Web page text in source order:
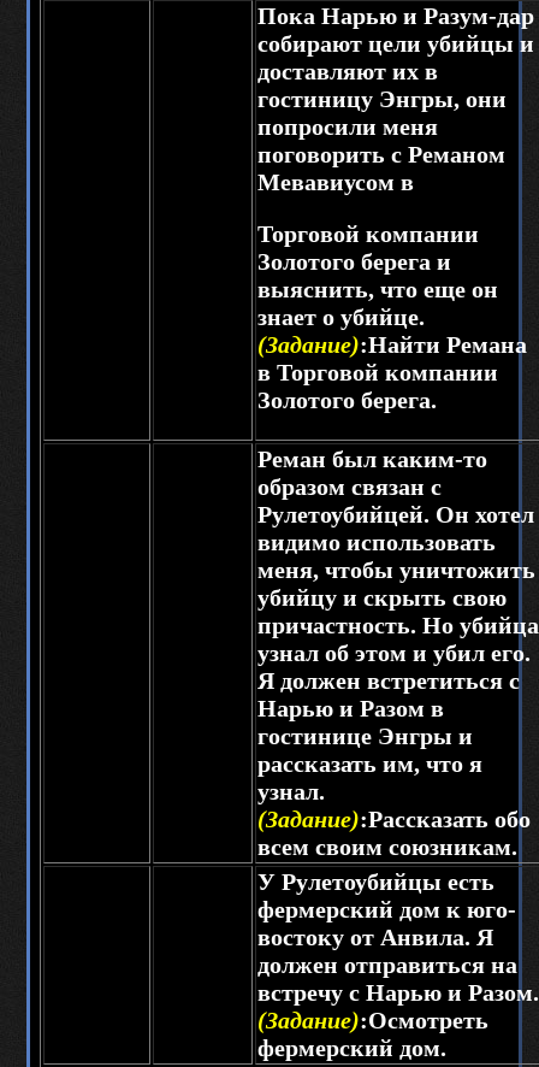
Пока Нарью и Разум-дар
собирают цели убийцы и
доставляют их в
гостиницу Энгры, они
попросили меня
поговорить с Реманом
Мевавиусом в
Торговой компании
Золотого берега и
выяснить, что еще он
знает о убийце.
(Задание):Найти Ремана
в Торговой компании
Золотого берега.
Реман был каким-то
образом связан с
Рулетоубийцей. Он хотел
видимо использовать
меня, чтобы уничтожить
убийцу и скрыть свою
причастность. Но убийца
узнал об этом и убил его.
Я должен встретиться с
Нарью и Разом в
гостинице Энгры и
рассказать им, что я
узнал.
(Задание):Рассказать обо
всем своим союзникам.
У Рулетоубийцы есть
фермерский дом к юго-
востоку от Анвила. Я
должен отправиться на
встречу с Нарью и Разом.
(Задание):Осмотреть
фермерский дом.